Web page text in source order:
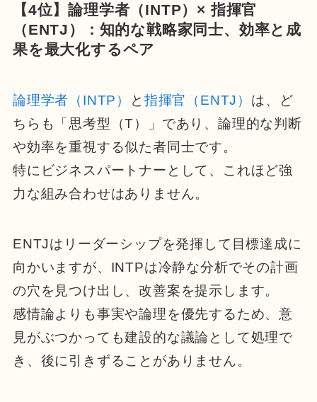
【4位】論理学者（INTP）× 指揮官
（ENTJ）：知的な戦略家同士、効率と成
果を最大化するペア
論理学者（INTP） と 指揮官（ENTJ） は、ど
ちらも「思考型（T）」であり、論理的な判断
や効率を重視する似た者同士です。
特にビジネスパートナーとして、これほど強
力な組み合わせはありません。
ENTJはリーダーシップを発揮して目標達成に
向かいますが、INTPは冷静な分析でその計画
の穴を見つけ出し、改善案を提示します。
感情論よりも事実や論理を優先するため、意
見がぶつかっても建設的な議論として処理で
き、後に引きずることがありません。